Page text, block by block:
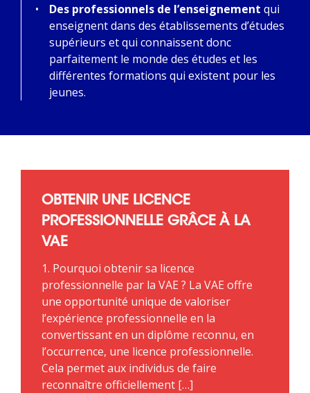
Des professionnels de l’enseignement qui
enseignent dans des établissements d’études
supérieurs et qui connaissent donc
parfaitement le monde des études et les
différentes formations qui existent pour les
jeunes.
OBTENIR UNE LICENCE
PROFESSIONNELLE GRÂCE À LA
VAE
1. Pourquoi obtenir sa licence
professionnelle par la VAE ? La VAE offre
une opportunité unique de valoriser
l’expérience professionnelle en la
convertissant en un diplôme reconnu, en
l’occurrence, une licence professionnelle.
Cela permet aux individus de faire
reconnaître officiellement […]